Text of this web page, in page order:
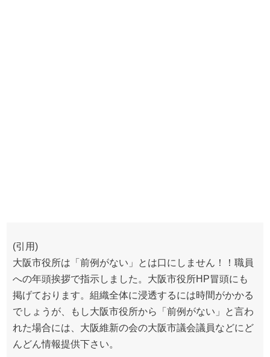
(引用)
大阪市役所は「前例がない」とは口にしません！！職員
への年頭挨拶で指示しました。大阪市役所HP冒頭にも
掲げております。組織全体に浸透するには時間がかかる
でしょうが、もし大阪市役所から「前例がない」と言わ
れた場合には、大阪維新の会の大阪市議会議員などにど
んどん情報提供下さい。